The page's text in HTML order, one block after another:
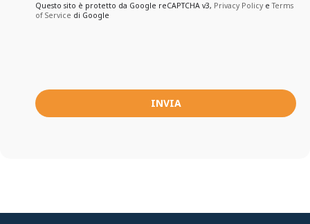
Questo sito è protetto da Google reCAPTCHA v3, Privacy PolicyeTerms
of Service di Google
INVIA